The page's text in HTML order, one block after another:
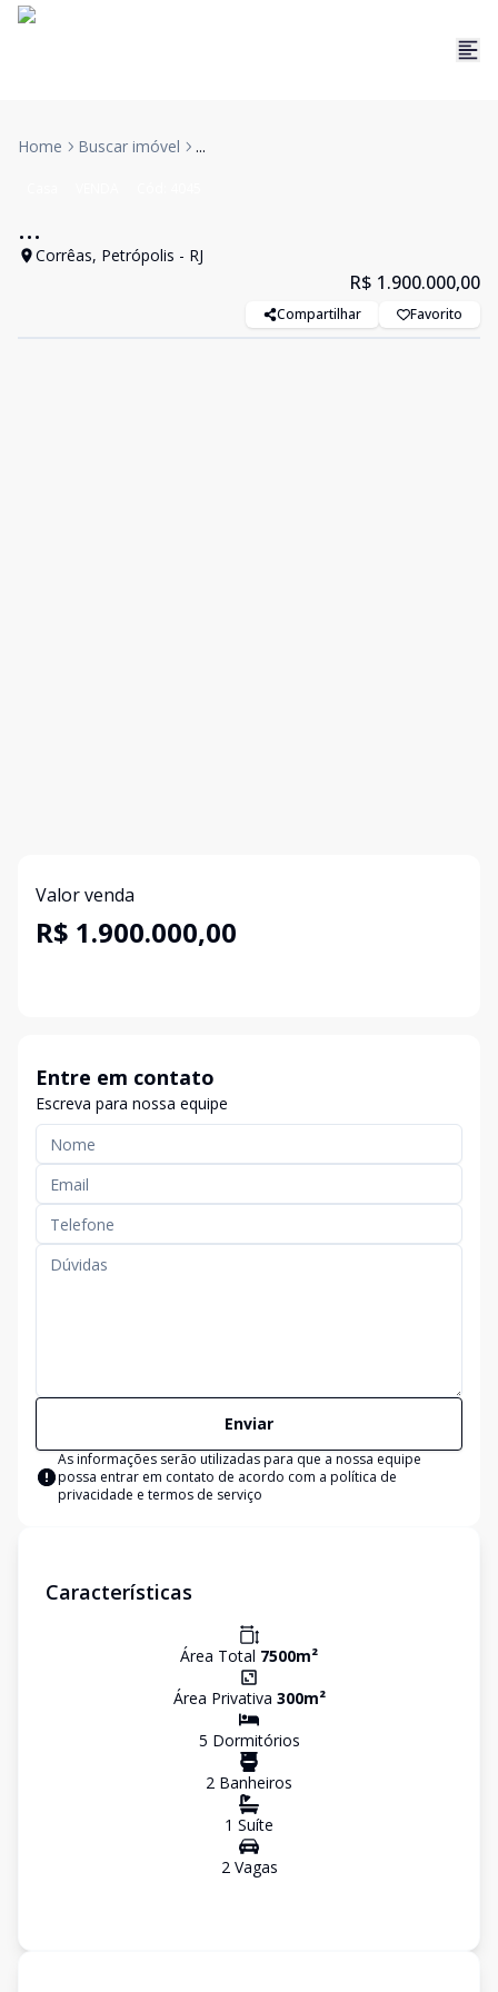
Home Buscar imóvel ...
...
Corrêas, Petrópolis - RJ
R$ 1.900.000,00
Compartilhar Favorito
Valor venda
R$ 1.900.000,00
Entre em contato
Escreva para nossa equipe
Enviar
As informações serão utilizadas para que a nossa equipe
possa entrar em contato de acordo com a política de
privacidade e termos de serviço
Características
Área Total 7500m²
Área Privativa 300m²
5 Dormitórios
2 Banheiros
1 Suíte
2Vagas